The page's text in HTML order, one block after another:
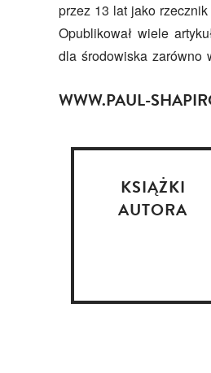
przez 13 lat jako
Opublikował wiele
dla środowiska zarówno
WWW.PAUL-
KSIĄŻKI
AUTORA